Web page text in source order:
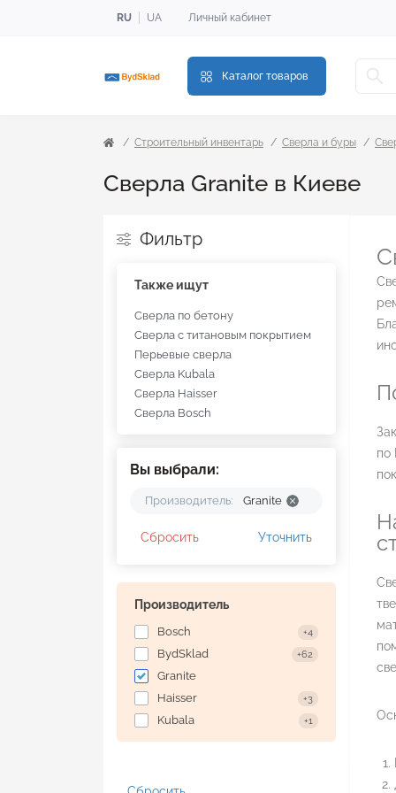
RU UA Личный кабинет
Каталог товаров
Строительный инвентарь Сверла и буры
Сверла Granite в Киеве
Фильтр
Также ищут
Сверла по бетону
Сверла с титановым покрытием
Перьевые сверла
Сверла Kubala
Сверла Haisser
Сверла Bosch
Вы выбрали:
Производитель: Granite
Сбросить Уточнить
Производитель
Bosch +4
BydSklad +62
Granite
Haisser
+3
Kubala +1
по